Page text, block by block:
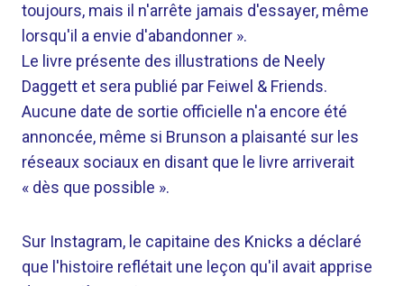
toujours, mais il n'arrête jamais d'essayer, même
lorsqu'il a envie d'abandonner ».
Le livre présente des illustrations de Neely
Daggett et sera publié par Feiwel & Friends.
Aucune date de sortie officielle n'a encore été
annoncée, même si Brunson a plaisanté sur les
réseaux sociaux en disant que le livre arriverait
« dès que possible ».
Sur Instagram, le capitaine des Knicks a déclaré
que l'histoire reflétait une leçon qu'il avait apprise